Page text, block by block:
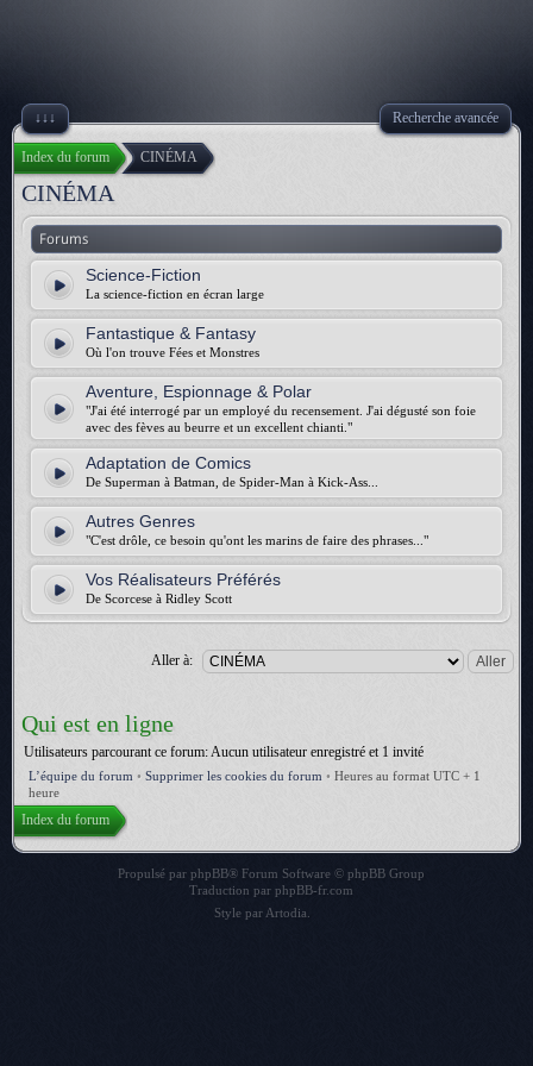
↓↓↓ Recherche avancée
Index du forum CINÉMA
CINÉMA
Forums
Science-Fiction
La science-fiction en écran large
Fantastique & Fantasy
Où l'on trouve Fées et Monstres
Aventure, Espionnage & Polar
"J'ai été interrogé par un employé du recensement. J'ai dégusté son foie
avec des fèves au beurre et un excellent chianti."
Adaptation de Comics
De Superman à Batman, de Spider-Man à Kick-Ass...
Autres Genres
"C'est drôle, ce besoin qu'ont les marins de faire des phrases..."
Vos Réalisateurs Préférés
De Scorcese à Ridley Scott
Aller à:
Qui est en ligne
Utilisateurs parcourant ce forum: Aucun utilisateur enregistré et 1 invité
L’équipe du forum • Supprimer les cookies du forum • Heures au format UTC + 1
heure
Index du forum
Propulsé par phpBB® Forum Software © phpBB Group
Traduction par phpBB-fr.com
Style par Artodia